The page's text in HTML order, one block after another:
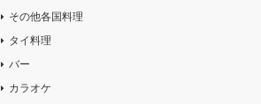
その他各国料理
タイ料理
バー
カラオケ